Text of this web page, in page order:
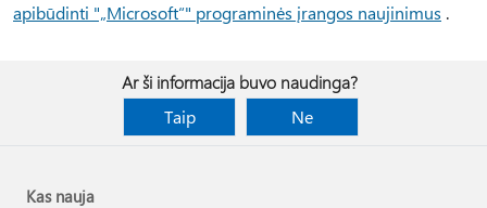
apibūdinti "„Microsoft“" programinės įrangos naujinimus .
Ar ši informacija buvo naudinga?
Taip
Ne
Kas nauja